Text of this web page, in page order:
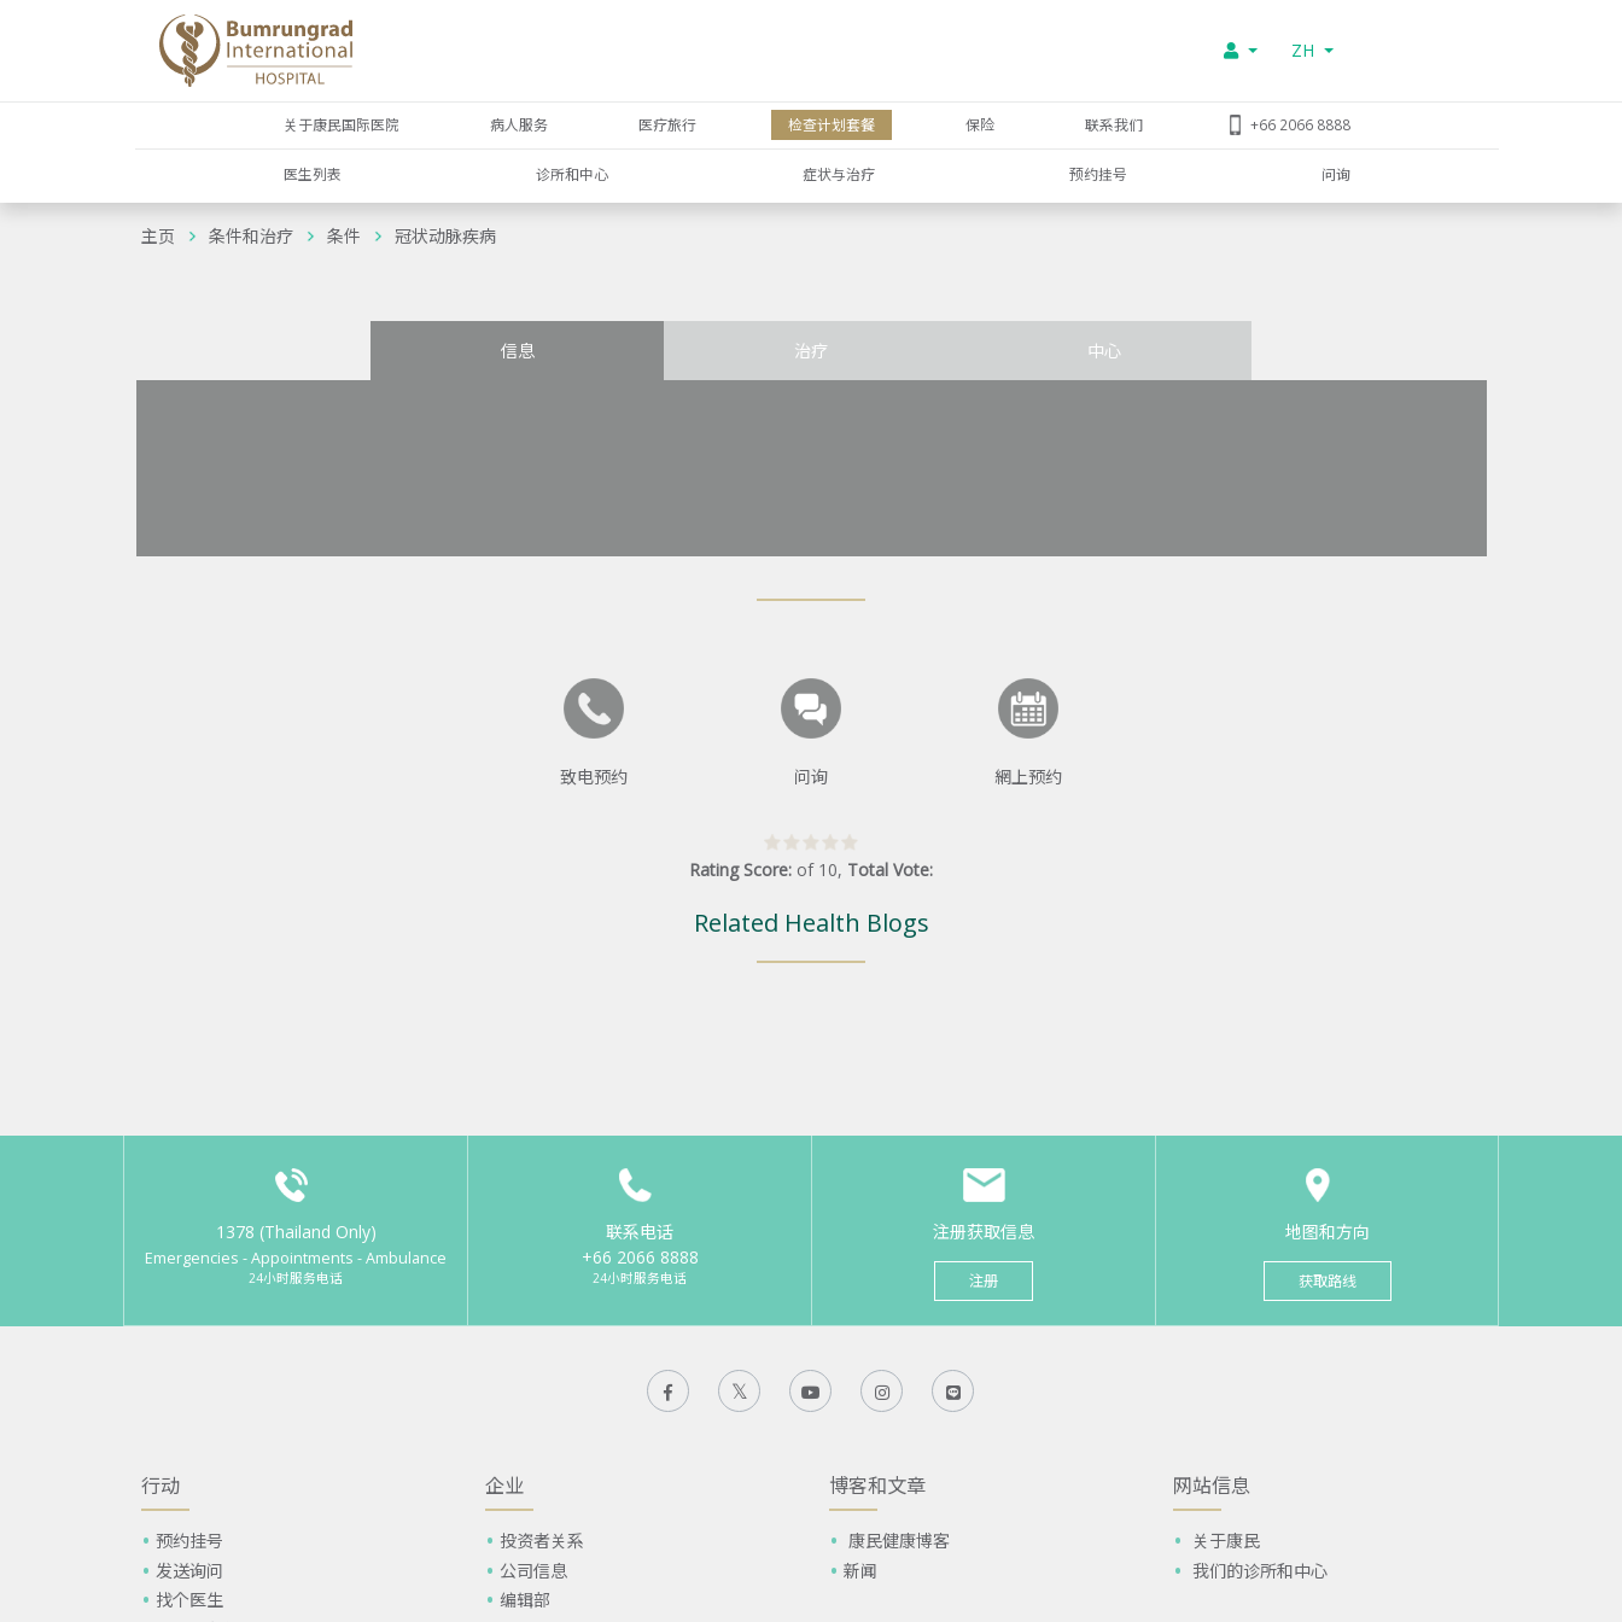
ZH
关于康民国际医院 病人服务 医疗旅行 检查计划套餐 保险 联系我们 +66 2066 8888
医生列表 诊所和中心 症状与治疗 预约挂号 问询
主页 条件和治疗 条件 冠状动脉疾病
信息 治疗 中心
致电预约 问询 網上预约
Rating Score: of 10, Total Vote:
Related Health Blogs
1378 (Thailand Only)
Emergencies - Appointments - Ambulance
24小时服务电话
联系电话
+66 2066 8888
24小时服务电话
注册获取信息
注册
地图和方向
获取路线
行动
预约挂号
发送询问
找个医生
企业
投资者关系
公司信息
编辑部
博客和文章
康民健康博客
新闻
网站信息
关于康民
我们的诊所和中心